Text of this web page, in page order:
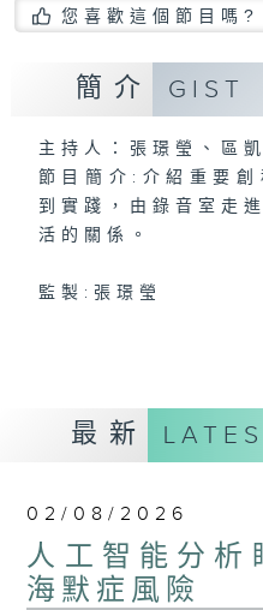
您喜歡這個節目嗎?
簡介 GIST
主持人：張璟瑩、區
節目簡介:介紹重要創
到實踐，由錄音室走
活的關係。
監製:張璟瑩
最新
02/08/2026
人工智能分析
海默症風險